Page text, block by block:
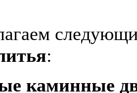
:
каминные